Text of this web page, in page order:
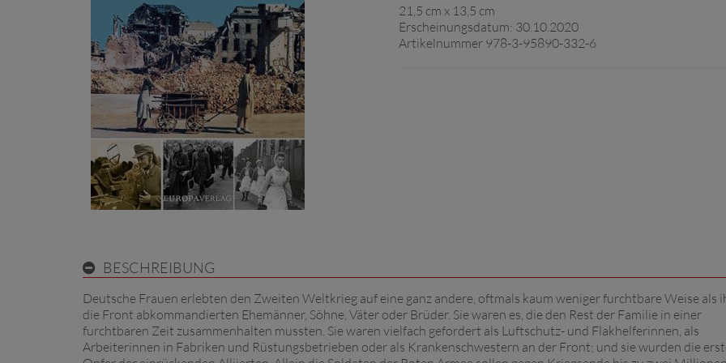
21,5 cm x 13,5 cm
Erscheinungsdatum: 30.10.2020
Artikelnummer 978-3-95890-332-6
BESCHREIBUNG
Deutsche Frauen erlebten den Zweiten Weltkrieg auf eine ganz andere, oftmals kaum weniger furchtbare Weise als
die Front abkommandierten Ehemänner, Söhne, Väter oder Brüder. Sie waren es, die den Rest der Familie in einer
furchtbaren Zeit zusammenhalten mussten. Sie waren vielfach gefordert als Luftschutz- und Flakhelferinnen, als
Arbeiterinnen in Fabriken und Rüstungsbetrieben oder als Krankenschwestern an der Front; und sie wurden die